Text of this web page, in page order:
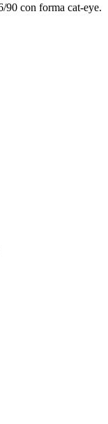
con forma cat-eye.